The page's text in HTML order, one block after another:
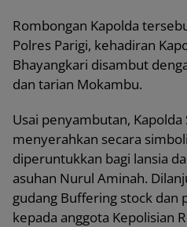
Rombongan Kapolda
Polres Parigi, kehadiran
Bhayangkari disambut
dan tarian Mokambu.
Usai penyambutan,
menyerahkan secara
diperuntukkan bagi lansia
asuhan Nurul Aminah.
gudang Buffering stock dan
kepada anggota Kepolisian